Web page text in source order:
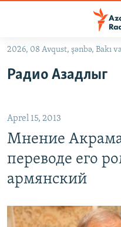
Əsas
qayıt
qayıt
Axtarışa
#İZAHLA
#ƏSLINDƏ
QANUNI DOĞRU
ARAŞDIRMA
MULTIMEDIA
2026, 08 Avqust, şənbə, Bakı
Радио Азадлыг
Aprel 15, 2013
Мнение
переводе его
армянский